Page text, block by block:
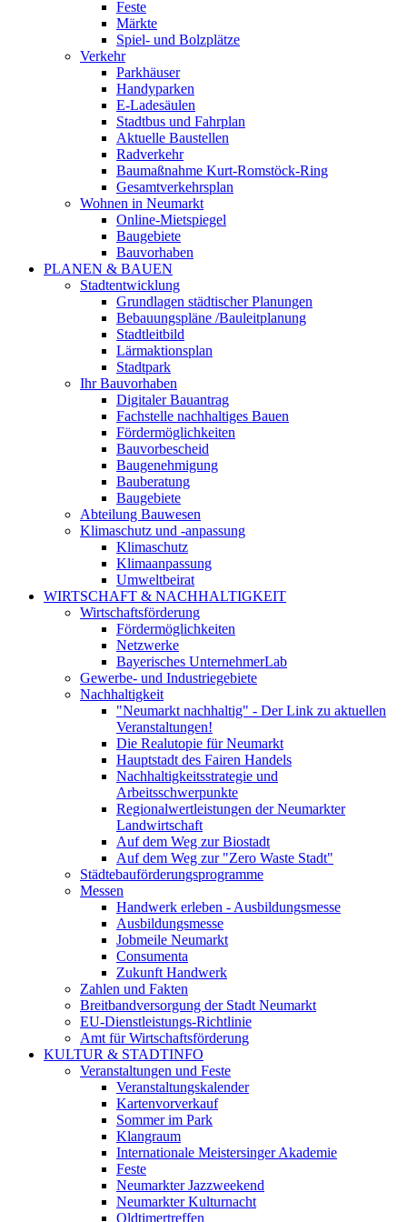
Feste
Märkte
Spiel- und Bolzplätze
Verkehr
Parkhäuser
Handyparken
E-Ladesäulen
Stadtbus und Fahrplan
Aktuelle Baustellen
Radverkehr
Baumaßnahme Kurt-Romstöck-Ring
Gesamtverkehrsplan
Wohnen in Neumarkt
Online-Mietspiegel
Baugebiete
Bauvorhaben
PLANEN & BAUEN
Stadtentwicklung
Grundlagen städtischer Planungen
Bebauungspläne /Bauleitplanung
Stadtleitbild
Lärmaktionsplan
Stadtpark
Ihr Bauvorhaben
Digitaler Bauantrag
Fachstelle nachhaltiges Bauen
Fördermöglichkeiten
Bauvorbescheid
Baugenehmigung
Bauberatung
Baugebiete
Abteilung Bauwesen
Klimaschutz und -anpassung
Klimaschutz
Klimaanpassung
Umweltbeirat
WIRTSCHAFT & NACHHALTIGKEIT
Wirtschaftsförderung
Fördermöglichkeiten
Netzwerke
Bayerisches UnternehmerLab
Gewerbe- und Industriegebiete
Nachhaltigkeit
"Neumarkt nachhaltig" - Der Link zu aktuellen
Veranstaltungen!
Die Realutopie für Neumarkt
Hauptstadt des Fairen Handels
Nachhaltigkeitsstrategie und
Arbeitsschwerpunkte
Regionalwertleistungen der Neumarkter
Landwirtschaft
Auf dem Weg zur Biostadt
Auf dem Weg zur "Zero Waste Stadt"
Städtebauförderungsprogramme
Messen
Handwerk erleben - Ausbildungsmesse
Ausbildungsmesse
Jobmeile Neumarkt
Consumenta
Zukunft Handwerk
Zahlen und Fakten
Breitbandversorgung der Stadt Neumarkt
EU-Dienstleistungs-Richtlinie
Amt für Wirtschaftsförderung
KULTUR & STADTINFO
Veranstaltungen und Feste
Veranstaltungskalender
Kartenvorverkauf
Sommer im Park
Klangraum
Internationale Meistersinger Akademie
Feste
Neumarkter Jazzweekend
Neumarkter Kulturnacht
Oldtimertreffen